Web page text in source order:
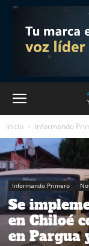
Inicio Informando
Informando Primero
Se
en Chiloé
en Pargua